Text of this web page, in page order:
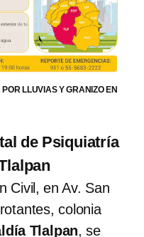
LLUVIAS Y GRANIZO EN
de Psiquiatría
Civil, en Av. San
colonia
Tlalpan, se